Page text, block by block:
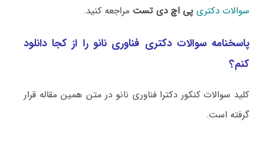
سوالات دکتری پی اچ دی تستمراجعه کنید.
پاسخنامه سوالات دکتری فناوری نانو را از کجا دانلود
کنم؟
کلید سوالات کنکور دکترا فناوری نانو در متن همین مقاله قرار
گرفته است.